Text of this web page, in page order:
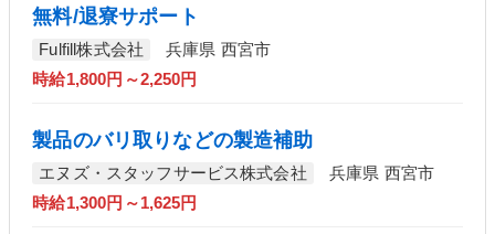
無料/退寮サポート
Fulfill株式会社
兵庫県 西宮市
時給1,800円～2,250円
製品のバリ取りなどの製造補助
エヌズ・スタッフサービス株式会社
兵庫県 西宮市
時給1,300円～1,625円